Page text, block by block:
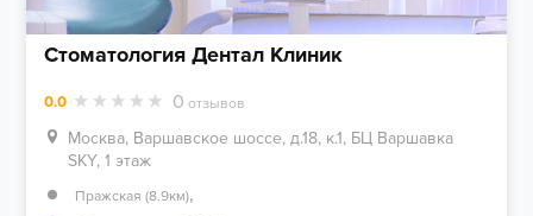
Стоматология Дентал Клиник
0.0 0 отзывов
Москва, Варшавское шоссе, д.18, к.1, БЦ Варшавка
SKY, 1 этаж
Пражская (8.9км),